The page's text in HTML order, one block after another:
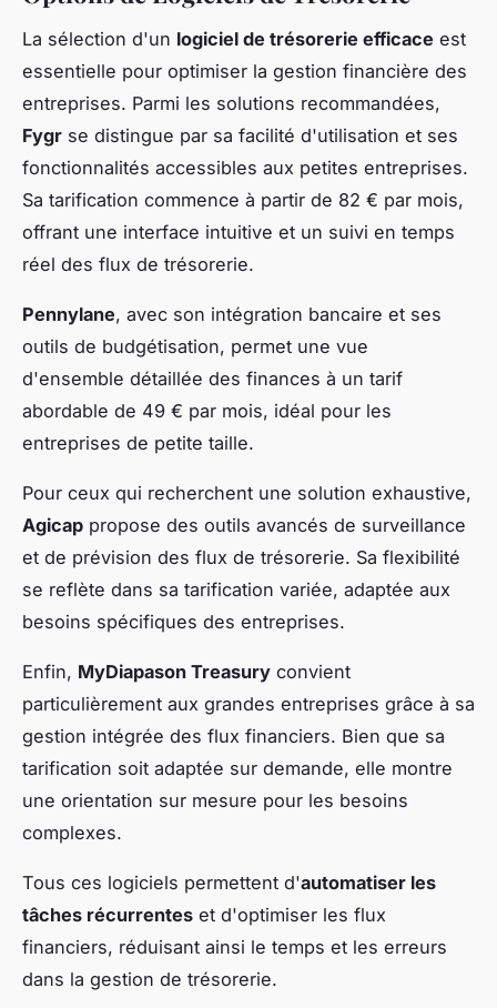
La sélection d'un logiciel de trésorerie efficace est
essentielle pour optimiser la gestion financière des
entreprises. Parmi les solutions recommandées,
Fygr se distingue par sa facilité d'utilisation et ses
fonctionnalités accessibles aux petites entreprises.
Sa tarification commence à partir de 82 € par mois,
offrant une interface intuitive et un suivi en temps
réel des flux de trésorerie.
Pennylane, avec son intégration bancaire et ses
outils de budgétisation, permet une vue
d'ensemble détaillée des finances à un tarif
abordable de 49 € par mois, idéal pour les
entreprises de petite taille.
Pour ceux qui recherchent une solution exhaustive,
Agicap propose des outils avancés de surveillance
et de prévision des flux de trésorerie. Sa flexibilité
se reflète dans sa tarification variée, adaptée aux
besoins spécifiques des entreprises.
Enfin, MyDiapason Treasury convient
particulièrement aux grandes entreprises grâce à sa
gestion intégrée des flux financiers. Bien que sa
tarification soit adaptée sur demande, elle montre
une orientation sur mesure pour les besoins
complexes.
Tous ces logiciels permettent d'automatiser les
tâches récurrentes et d'optimiser les flux
financiers, réduisant ainsi le temps et les erreurs
dans la gestion de trésorerie.